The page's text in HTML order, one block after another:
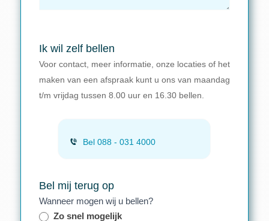
Ik wil zelf bellen
Voor contact, meer informatie, onze locaties of het
maken van een afspraak kunt u ons van maandag
t/m vrijdag tussen 8.00 uur en 16.30 bellen.
Bel 088 - 031 4000
Bel mij terug op
Wanneer mogen wij u bellen?
Zo snel mogelijk